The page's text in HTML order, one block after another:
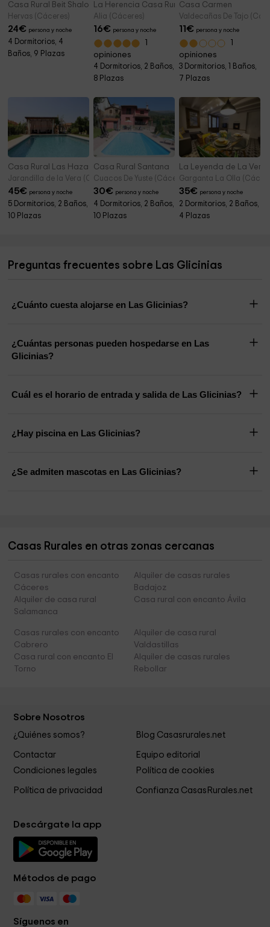
Casa Rural Beit Shalom
Hervas (Cáceres)
24€ persona y noche
4 Dormitorios, 4
Baños, 9 Plazas
La Herencia Casa Rural
Alia (Cáceres)
16€ persona y noche
opiniones
4 Dormitorios, 2 Baños,
8 Plazas
Casa Carmen
Valdecañas De Tajo
11€ persona y noche
opiniones
3 Dormitorios, 1 Baños,
7 Plazas
Casa Rural Las Hazas
Jarandilla de la Vera (Cáceres)
45€ persona y noche
5 Dormitorios, 2 Baños,
10 Plazas
Casa Rural Santana
Cuacos De Yuste (Cáceres)
30€ persona y noche
4 Dormitorios, 2 Baños,
10 Plazas
La Leyenda de La Vera
Garganta La Olla
35€ persona y noche
2 Dormitorios, 2 Baños,
4 Plazas
Preguntas frecuentes sobre Las Glicinias
¿Cuánto cuesta alojarse en Las Glicinias?
¿Cuántas personas pueden hospedarse en Las
Glicinias?
Cuál es el horario de entrada y salida de Las Glicinias?
¿Hay piscina en Las Glicinias?
¿Se admiten mascotas en Las Glicinias?
Casas Rurales en otras zonas cercanas
Casas rurales con encanto
Cáceres
Alquiler de casas rurales
Badajoz
Alquiler de casa rural
Salamanca
Casa rural con encanto Ávila
Casas rurales con encanto
Cabrero
Alquiler de casa rural
Valdastillas
Casa rural con encanto El
Torno
Alquiler de casas rurales
Rebollar
Sobre Nosotros
¿Quiénes somos? Blog Casasrurales.net
Contactar
Equipo editorial
Condiciones legales
Política de cookies
Política de privacidad Confianza CasasRurales.net
Descárgate la app
Métodos de pago
Síguenos en